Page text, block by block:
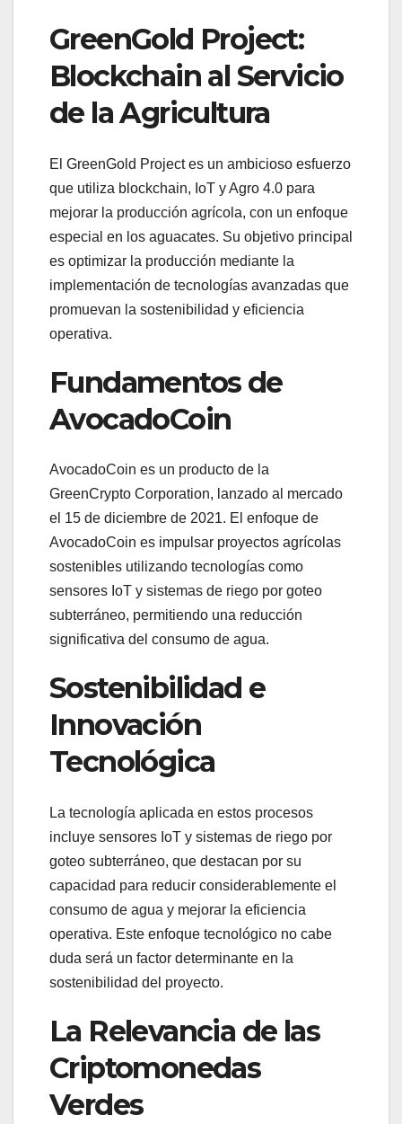
GreenGold Project:
Blockchain al Servicio
de la Agricultura
El GreenGold Project es un ambicioso esfuerzo
que utiliza blockchain, IoT y Agro 4.0 para
mejorar la producción agrícola, con un enfoque
especial en los aguacates. Su objetivo principal
es optimizar la producción mediante la
implementación de tecnologías avanzadas que
promuevan la sostenibilidad y eficiencia
operativa.
Fundamentos de
AvocadoCoin
AvocadoCoin es un producto de la
GreenCrypto Corporation, lanzado al mercado
el 15 de diciembre de 2021. El enfoque de
AvocadoCoin es impulsar proyectos agrícolas
sostenibles utilizando tecnologías como
sensores IoT y sistemas de riego por goteo
subterráneo, permitiendo una reducción
significativa del consumo de agua.
Sostenibilidad e
Innovación
Tecnológica
La tecnología aplicada en estos procesos
incluye sensores IoT y sistemas de riego por
goteo subterráneo, que destacan por su
capacidad para reducir considerablemente el
consumo de agua y mejorar la eficiencia
operativa. Este enfoque tecnológico no cabe
duda será un factor determinante en la
sostenibilidad del proyecto.
La Relevancia de las
Criptomonedas
Verdes